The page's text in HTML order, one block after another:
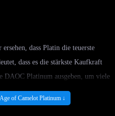
dass Platin die teuerste
dass es die stärkste Kaufkraft
DAOC Platinum ausgeben, um viele
kaufen. Das bedeutet aber auch,
zu farmen ist. Wenn Sie
of Camelot Platinum ↓